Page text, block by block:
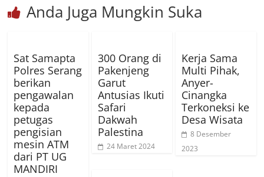
Anda Juga Mungkin Suka
Sat Samapta
Polres Serang
berikan
pengawalan
kepada
petugas
pengisian
mesin ATM
dari PT UG
MANDIRI
300 Orang di
Pakenjeng
Garut
Antusias Ikuti
Safari
Dakwah
Palestina
24 Maret 2024
Kerja Sama
Multi Pihak,
Anyer-
Cinangka
Terkoneksi ke
Desa Wisata
8 Desember
2023